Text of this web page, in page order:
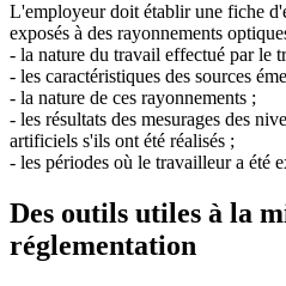
L'employeur doit établir une fiche
exposés à des rayonnements
- la nature du travail effectué par le
- les caractéristiques des sources
- la nature de ces rayonnements ;
- les résultats des mesurages des
artificiels s'ils ont été réalisés ;
- les périodes où le travailleur a été
Des outils utiles à la
réglementation